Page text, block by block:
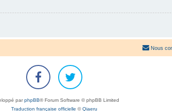
Nous
parphpBB® Forum Software © phpBB Limited
Traduction française officielle ©Qiaeru